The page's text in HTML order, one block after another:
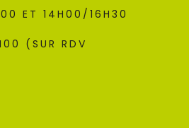
ET 14H00/16H30
(SUR RDV